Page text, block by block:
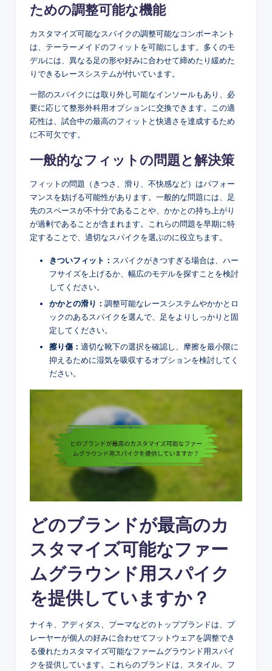
ための調整可能な機能
カスタマイズ可能なスパイクの調整可能なコンポーネント
は、テーラーメイドのフィットを可能にします。多くのモ
デルには、異なる足の形や好みに合わせて締めたり緩めた
りできるレースシステムが付いています。
一部のスパイクには取り外し可能なインソールもあり、必
要に応じて整形外科用オプションに交換できます。この適
応性は、試合中の最高のフィットと快適さを達成するため
に不可欠です。
一般的なフィットの問題と解決策
フィットの問題（きつさ、滑り、不快感など）はパフォー
マンスを妨げる可能性があります。一般的な問題には、足
先のスペースが不十分であることや、かかとの持ち上がり
が過剰であることが含まれます。これらの問題を早期に特
定することで、適切なスパイクを選ぶのに役立ちます。
きついフィット： スパイクがきつすぎる場合は、ハー
フサイズを上げるか、幅広のモデルを探すことを検討
してください。
かかとの滑り： 調整可能なレースシステムやかかとロ
ックのあるスパイクを選んで、足をよりしっかりと固
定してください。
擦り傷： 適切な靴下の選択を確認し、摩擦を最小限に
抑えるために湿気を吸収するオプションを検討してく
ださい。
どのブランドが最高のカ
スタマイズ可能なファー
ムグラウンド用スパイク
を提供していますか？
ナイキ、アディダス、プーマなどのトップブランドは、プ
レーヤーが個人の好みに合わせてフットウェアを調整でき
る優れたカスタマイズ可能なファームグラウンド用スパイ
クを提供しています。これらのブランドは、スタイル、フ